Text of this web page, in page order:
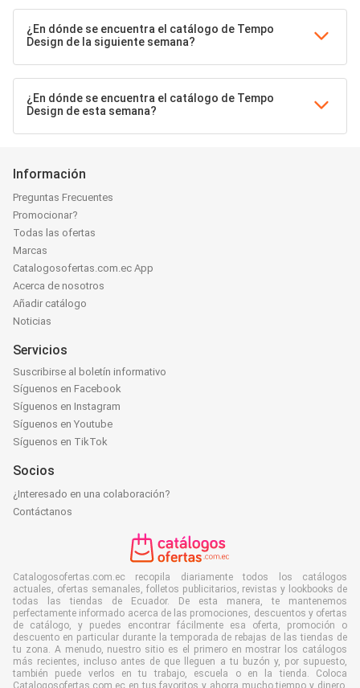
¿En dónde se encuentra el catálogo de Tempo
Design de la siguiente semana?
¿En dónde se encuentra el catálogo de Tempo
Design de esta semana?
Información
Preguntas Frecuentes
Promocionar?
Todas las ofertas
Marcas
Catalogosofertas.com.ec App
Acerca de nosotros
Añadir catálogo
Noticias
Servicios
Suscribirse al boletín informativo
Síguenos en Facebook
Síguenos en Instagram
Síguenos en Youtube
Síguenos en TikTok
Socios
¿Interesado en una colaboración?
Contáctanos
Catalogosofertas.com.ec recopila diariamente todos los catálogos
actuales, ofertas semanales, folletos publicitarios, revistas y lookbooks de
todas las tiendas de Ecuador. De esta manera, te mantenemos
perfectamente informado acerca de las promociones, descuentos y ofertas
de catálogo, y puedes encontrar fácilmente esa oferta, promoción o
descuento en particular durante la temporada de rebajas de las tiendas de
tu zona. A menudo, nuestro sitio es el primero en mostrar los catálogos
más recientes, incluso antes de que lleguen a tu buzón y, por supuesto,
también puede verlos en tu trabajo, escuela o en la tienda. Coloca
Catalogosofertas.com.ec en tus favoritos y ahorra mucho tiempo y dinero.